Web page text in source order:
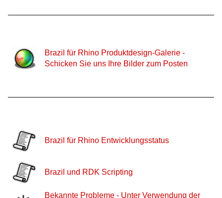
Brazil für Rhino Produktdesign-Galerie -
Schicken Sie uns Ihre Bilder zum Posten
Brazil für Rhino Entwicklungsstatus
Brazil und RDK Scripting
Bekannte Probleme - Unter Verwendung der